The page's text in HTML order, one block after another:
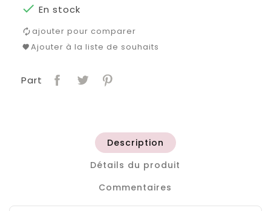
 En stock
ajouter pour comparer
Ajouter à la liste de souhaits
Part
Description
Détails du produit
Commentaires